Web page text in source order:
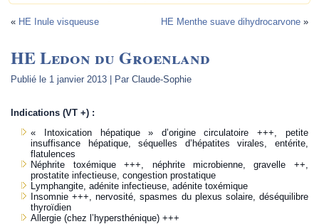
« HE Inule visqueuse HE Menthe suave dihydrocarvone»
HE Ledon du Groenland
Publié le 1 janvier 2013 | Par Claude-Sophie
Indications (VT +) :
« Intoxication hépatique » d’origine circulatoire +++, petite
insuffisance hépatique, séquelles d’hépatites virales, entérite,
flatulences
Néphrite toxémique +++, néphrite microbienne, gravelle ++,
prostatite infectieuse, congestion prostatique
Lymphangite, adénite infectieuse, adénite toxémique
Insomnie +++, nervosité, spasmes du plexus solaire, déséquilibre
thyroïdien
Allergie (chez l’hypersthénique) +++